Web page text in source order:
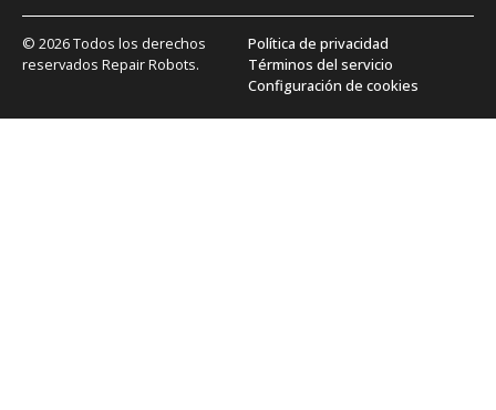
© 2026 Todos los derechos
reservados Repair Robots.
Política de privacidad
Términos del servicio
Configuración de cookies